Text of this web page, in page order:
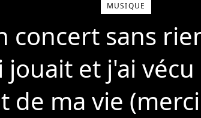
MUSIQUE
concert sans
et j'ai
de ma vie